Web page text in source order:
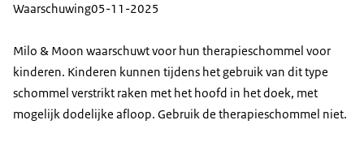
Waarschuwing05-11-2025
Milo & Moon waarschuwt voor hun therapieschommel voor
kinderen. Kinderen kunnen tijdens het gebruik van dit type
schommel verstrikt raken met het hoofd in het doek, met
mogelijk dodelijke afloop. Gebruik de therapieschommel niet.